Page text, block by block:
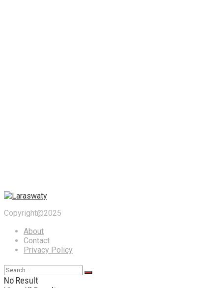
Copyright@2025
About
Contact
Privacy Policy
No Result